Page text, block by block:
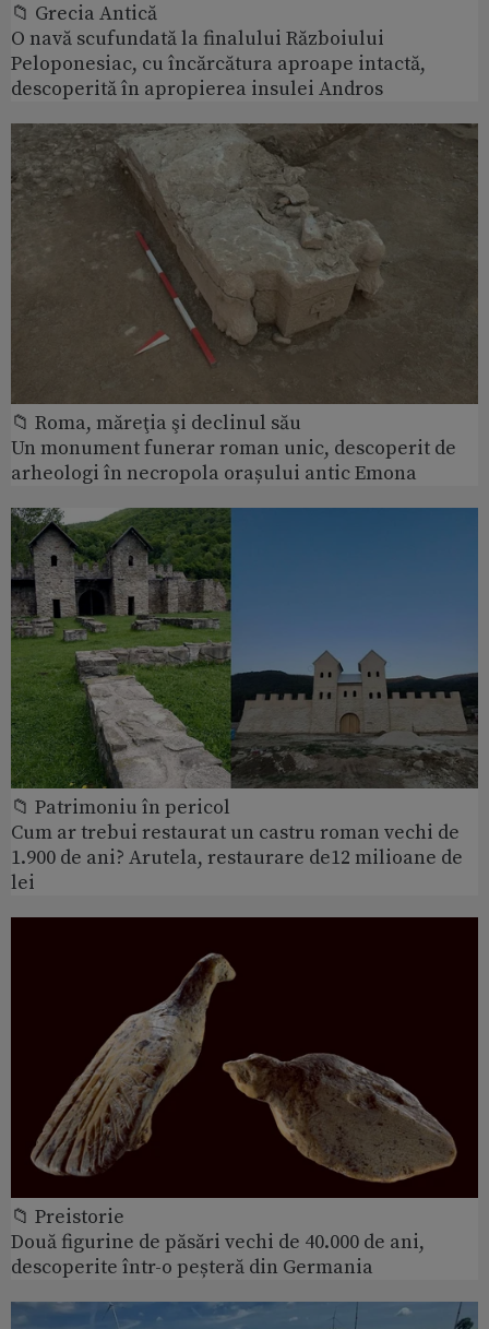
📁 Grecia Antică
O navă scufundată la finalului Războiului
Peloponesiac, cu încărcătura aproape intactă,
descoperită în apropierea insulei Andros
📁 Roma, măreţia şi declinul său
Un monument funerar roman unic, descoperit de
arheologi în necropola orașului antic Emona
📁 Patrimoniu în pericol
Cum ar trebui restaurat un castru roman vechi de
1.900 de ani? Arutela, restaurare de12 milioane de
lei
📁 Preistorie
Două figurine de păsări vechi de 40.000 de ani,
descoperite într-o peșteră din Germania